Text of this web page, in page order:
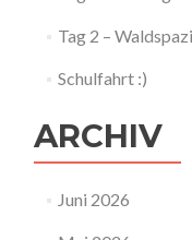
Tag 2 –
Schulfahrt :)
ARCHIV
Juni 2026